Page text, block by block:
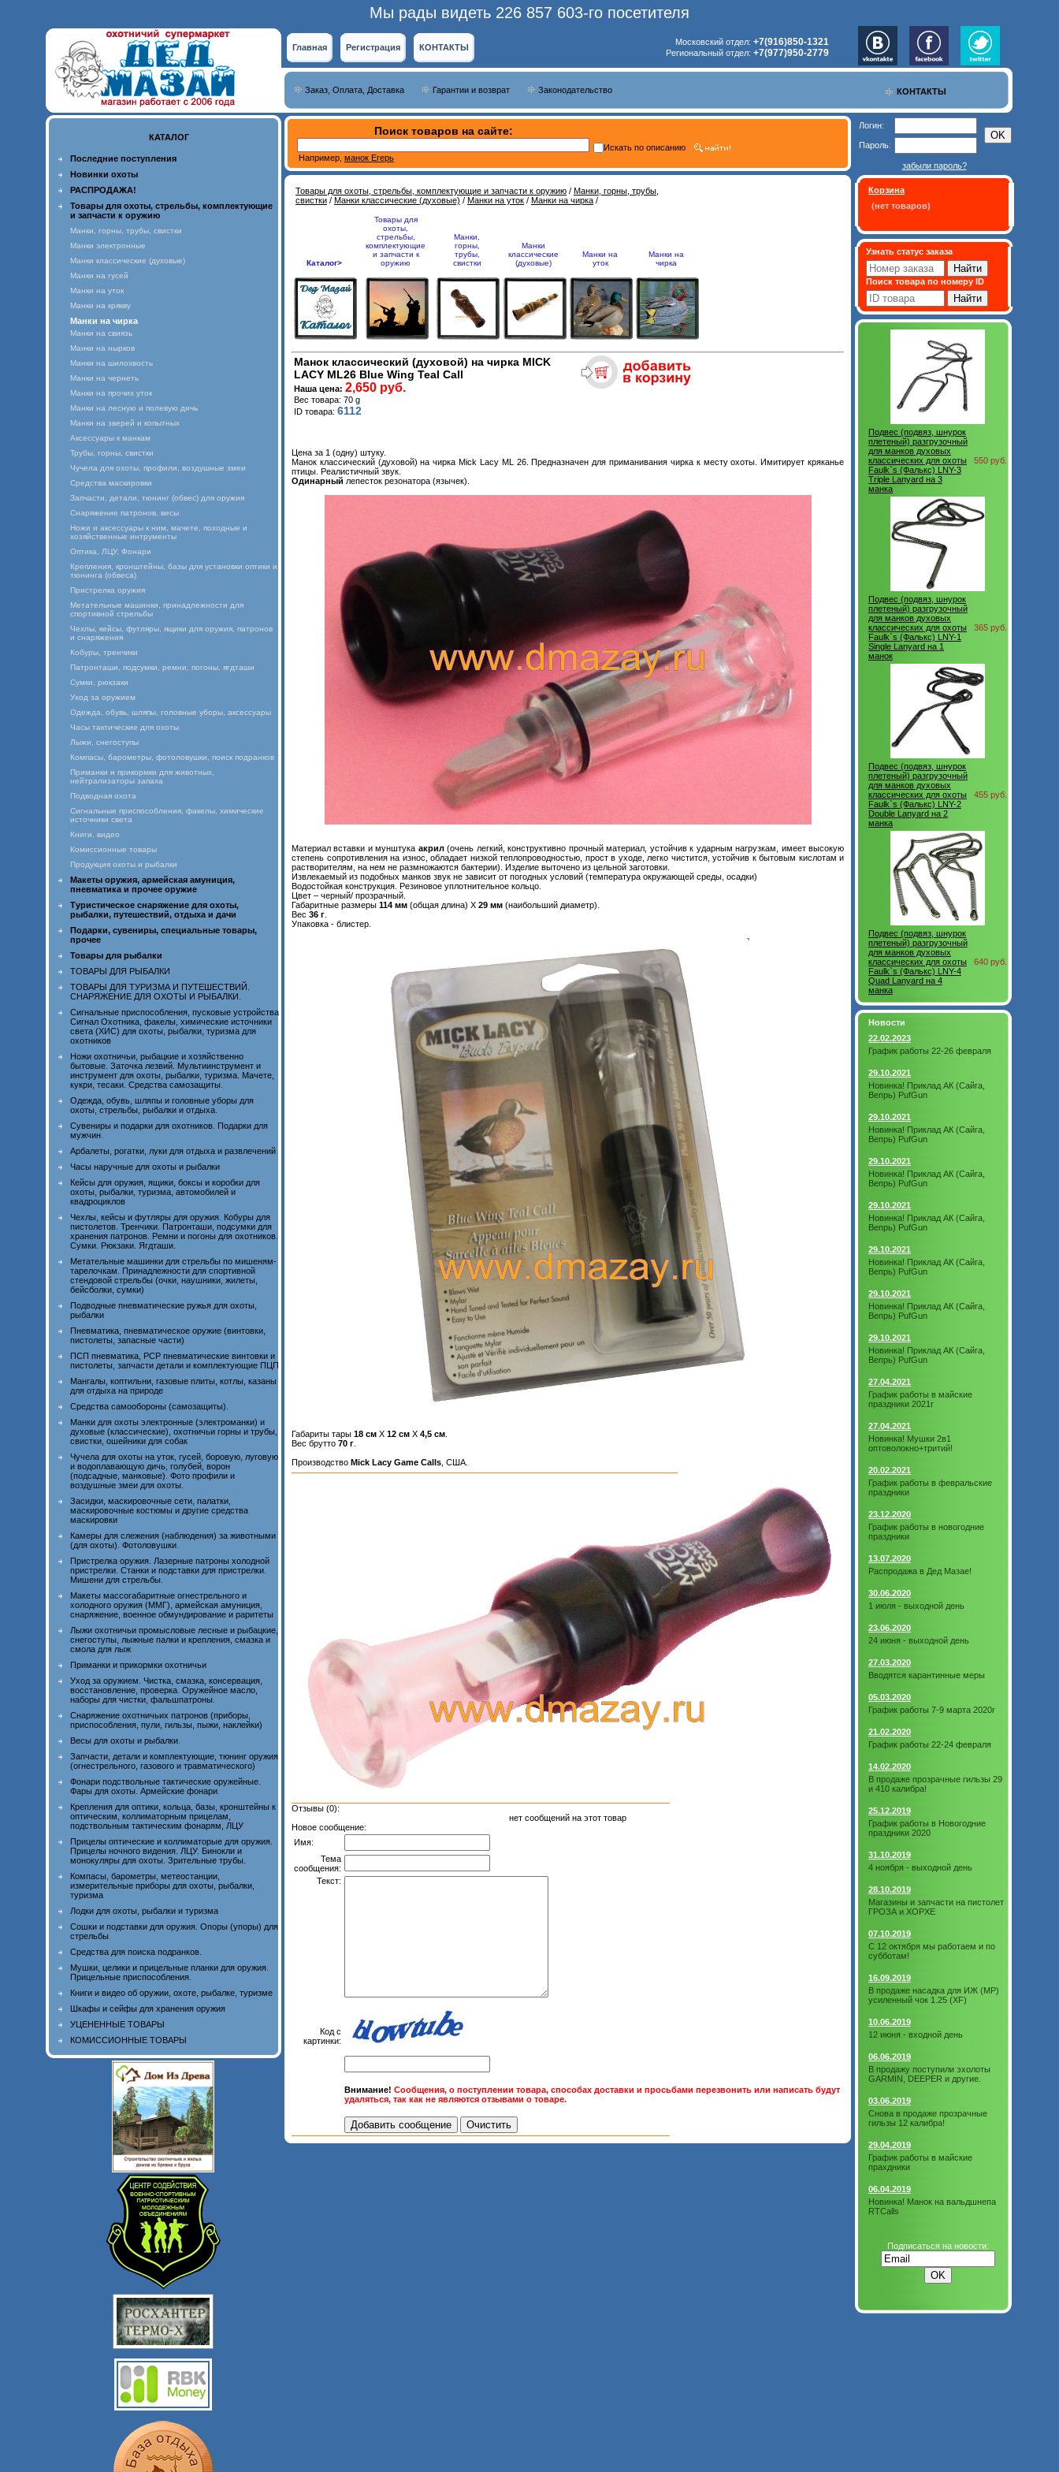
Мы рады видеть 226 857 603-го посетителя
Главная Регистрация КОНТАКТЫ
Московский отдел: +7(916)850-1321
Региональный отдел: +7(977)950-2779
КОНТАКТЫ
Заказ, Оплата, Доставка Гарантии и возврат Законодательство
КАТАЛОГ
Последние поступления
Новинки охоты
РАСПРОДАЖА!
Товары для охоты, стрельбы, комплектующие
и запчасти к оружию
Манки, горны, трубы, свистки
Манки электронные
Манки классические (духовые)
Манки на гусей
Манки на уток
Манки на крякву
Манки на чирка
Манки на свиязь
Манки на нырков
Манки на шилохвость
Манки на чернеть
Манки на прочих уток
Манки на лесную и полевую дичь
Манки на зверей и копытных
Аксессуары к манкам
Трубы, горны, свистки
Чучела для охоты, профили, воздушные змеи
Средства маскировки
Запчасти, детали, тюнинг (обвес) для оружия
Снаряжение патронов, весы
Ножи и аксессуары к ним, мачете, походные и
хозяйственные интрументы
Оптика, ЛЦУ, Фонари
Крепления, кронштейны, базы для установки оптики и
тюнинга (обвеса)
Пристрелка оружия
Метательные машинки, принадлежности для
спортивной стрельбы
Чехлы, кейсы, футляры, ящики для оружия, патронов
и снаряжения
Кобуры, тренчики
Патронташи, подсумки, ремни, погоны, ягдташи
Сумки, рюкзаки
Уход за оружием
Одежда, обувь, шляпы, головные уборы, аксессуары
Часы тактические для охоты
Лыжи, снегоступы
Компасы, барометры, фотоловушки, поиск подранков
Приманки и прикормки для животных,
нейтрализаторы запаха
Подводная охота
Сигнальные приспособления, факелы, химические
источники света
Книги, видео
Комиссионные товары
Продукция охоты и рыбалки
Макеты оружия, армейская амуниция,
пневматика и прочее оружие
Туристическое снаряжение для охоты,
рыбалки, путешествий, отдыха и дачи
Подарки, сувениры, специальные товары,
прочее
Товары для рыбалки
ТОВАРЫ ДЛЯ РЫБАЛКИ
ТОВАРЫ ДЛЯ ТУРИЗМА И ПУТЕШЕСТВИЙ.
СНАРЯЖЕНИЕ ДЛЯ ОХОТЫ И РЫБАЛКИ.
Сигнальные приспособления, пусковые устройства
Сигнал Охотника, факелы, химические источники
света (ХИС) для охоты, рыбалки, туризма для
охотников
Ножи охотничьи, рыбацкие и хозяйственно
бытовые. Заточка лезвий. Мультиинструмент и
инструмент для охоты, рыбалки, туризма. Мачете,
кукри, тесаки. Средства самозащиты.
Одежда, обувь, шляпы и головные уборы для
охоты, стрельбы, рыбалки и отдыха.
Сувениры и подарки для охотников. Подарки для
мужчин.
Арбалеты, рогатки, луки для отдыха и развлечений
Часы наручные для охоты и рыбалки
Кейсы для оружия, ящики, боксы и коробки для
охоты, рыбалки, туризма, автомобилей и
квадроциклов
Чехлы, кейсы и футляры для оружия. Кобуры для
пистолетов. Тренчики. Патронташи, подсумки для
хранения патронов. Ремни и погоны для охотников.
Сумки. Рюкзаки. Ягдташи.
Метательные машинки для стрельбы по мишеням-
тарелочкам. Принадлежности для спортивной
стендовой стрельбы (очки, наушники, жилеты,
бейсболки, сумки)
Подводные пневматические ружья для охоты,
рыбалки
Пневматика, пневматическое оружие (винтовки,
пистолеты, запасные части)
ПСП пневматика, PCP пневматические винтовки и
пистолеты, запчасти детали и комплектующие ПЦП
Мангалы, коптильни, газовые плиты, котлы, казаны
для отдыха на природе
Средства самообороны (самозащиты).
Манки для охоты электронные (электроманки) и
духовые (классические), охотничьи горны и трубы,
свистки, ошейники для собак
Чучела для охоты на уток, гусей, боровую, луговую
и водоплавающую дичь, голубей, ворон
(подсадные, манковые). Фото профили и
воздушные змеи для охоты.
Засидки, маскировочные сети, палатки,
маскировочные костюмы и другие средства
маскировки
Камеры для слежения (наблюдения) за животными
(для охоты). Фотоловушки.
Пристрелка оружия. Лазерные патроны холодной
пристрелки. Станки и подставки для пристрелки.
Мишени для стрельбы.
Макеты массогабаритные огнестрельного и
холодного оружия (ММГ), армейская амуниция,
снаряжение, военное обмундирование и раритеты
Лыжи охотничьи промысловые лесные и рыбацкие,
снегоступы, лыжные палки и крепления, смазка и
смола для лыж
Приманки и прикормки охотничьи
Уход за оружием. Чистка, смазка, консервация,
восстановление, проверка. Оружейное масло,
наборы для чистки, фальшпатроны.
Снаряжение охотничьих патронов (приборы,
приспособления, пули, гильзы, пыжи, наклейки)
Весы для охоты и рыбалки.
Запчасти, детали и комплектующие, тюнинг оружия
(огнестрельного, газового и травматического)
Фонари подствольные тактические оружейные.
Фары для охоты. Армейские фонари.
Крепления для оптики, кольца, базы, кронштейны к
оптическим, коллиматорным прицелам,
подствольным тактическим фонарям, ЛЦУ
Прицелы оптические и коллиматорые для оружия.
Прицелы ночного видения. ЛЦУ. Бинокли и
монокуляры для охоты. Зрительные трубы.
Компасы, барометры, метеостанции,
измерительные приборы для охоты, рыбалки,
туризма
Лодки для охоты, рыбалки и туризма
Сошки и подставки для оружия. Опоры (упоры) для
стрельбы.
Средства для поиска подранков.
Мушки, целики и прицельные планки для оружия.
Прицельные приспособления.
Книги и видео об оружии, охоте, рыбалке, туризме
Шкафы и сейфы для хранения оружия
УЦЕНЕННЫЕ ТОВАРЫ
КОМИССИОННЫЕ ТОВАРЫ
Поиск товаров на сайте:
Например, манок Егерь
Искать по описанию
Товары для охоты, стрельбы, комплектующие и запчасти к оружию / Манки, горны, трубы,
свистки / Манки классические (духовые) / Манки на уток / Манки на чирка /
Каталог>
Товары для
охоты,
стрельбы,
комплектующие
и запчасти к
оружию
Манки,
горны,
трубы,
свистки
Манки
классические
(духовые)
Манки на
уток
Манки на
чирка
Манок классический (духовой) на чирка MICK
LACY ML26 Blue Wing Teal Call
Наша цена: 2,650 руб.
Вес товара: 70 g
ID товара: 6112
Цена за 1 (одну) штуку.
Манок классический (духовой) на чирка Mick Lacy ML 26. Предназначен для приманивания чирка к месту охоты. Имитирует кряканье
птицы. Реалистичный звук.
Одинарный лепесток резонатора (язычек).
Материал вставки и мунштука акрил(очень легкий, конструктивно прочный материал, устойчив к ударным нагрузкам, имеет высокую
степень сопротивления на износ, обладает низкой теплопроводностью, прост в уходе, легко чистится, устойчив к бытовым кислотам и
растворителям, на нем не размножаются бактерии). Изделие выточено из цельной заготовки.
Извлекаемый из подобных манков звук не зависит от погодных условий (температура окружающей среды, осадки)
Водостойкая конструкция. Резиновое уплотнительное кольцо.
Цвет – черный/ прозрачный.
Габаритные размеры 114 мм (общая длина) Х 29 мм (наибольший диаметр).
Вес 36 г
Упаковка - блистер.
Габариты тары 18 см Х 12 см Х 4,5 см
Вес брутто 70 г
Производство Mick Lacy Game Calls , США.
Отзывы (0):
нет сообщений на этот товар
Новое сообщение:
Имя:
Тема
сообщения:
Текст:
Код с
картинки:
Внимание! Сообщения, о поступлении товара, способах доставки и просьбами перезвонить или написать будут
удаляться, так как не являются отзывами о товаре.
Логин:
Пароль:
забыли пароль?
Корзина
(нет товаров)
Узнать статус заказа
Поиск товара по номеру ID
Подвес (подвяз, шнурок
плетеный) разгрузочный
для манков духовых
классических для охоты
Faulk`s (Фалькс) LNY-3
Triple Lanyard на 3
манка
550 руб.
Подвес (подвяз, шнурок
плетеный) разгрузочный
для манков духовых
классических для охоты
Faulk`s (Фалькс) LNY-1
Single Lanyard на 1
манок
365 руб.
Подвес (подвяз, шнурок
плетеный) разгрузочный
для манков духовых
классических для охоты
Faulk`s (Фалькс) LNY-2
Double Lanyard на 2
манка
455 руб.
Подвес (подвяз, шнурок
плетеный) разгрузочный
для манков духовых
классических для охоты
Faulk`s (Фалькс) LNY-4
Quad Lanyard на 4
манка
640 руб.
Новости
22.02.2023
График работы 22-26 февраля
29.10.2021
Новинка! Приклад АК (Сайга,
Вепрь) PufGun
29.10.2021
Новинка! Приклад АК (Сайга,
Вепрь) PufGun
29.10.2021
Новинка! Приклад АК (Сайга,
Вепрь) PufGun
29.10.2021
Новинка! Приклад АК (Сайга,
Вепрь) PufGun
29.10.2021
Новинка! Приклад АК (Сайга,
Вепрь) PufGun
29.10.2021
Новинка! Приклад АК (Сайга,
Вепрь) PufGun
29.10.2021
Новинка! Приклад АК (Сайга,
Вепрь) PufGun
27.04.2021
График работы в майские
праздники 2021г
27.04.2021
Новинка! Мушки 2в1
оптоволокно+тритий!
20.02.2021
График работы в февральские
праздники
23.12.2020
График работы в новогодние
праздники
13.07.2020
Распродажа в Дед Мазае!
30.06.2020
1 июля - выходной день
23.06.2020
24 июня - выходной день
27.03.2020
Вводятся карантинные меры
05.03.2020
График работы 7-9 марта 2020г
21.02.2020
График работы 22-24 февраля
14.02.2020
В продаже прозрачные гильзы 29
и 410 калибра!
25.12.2019
График работы в Новогодние
праздники 2020
31.10.2019
4 ноября - выходной день
28.10.2019
Магазины и запчасти на пистолет
ГРОЗА и ХОРХЕ
07.10.2019
С 12 октября мы работаем и по
субботам!
16.09.2019
В продаже насадка для ИЖ (МР)
усиленный чок 1.25 (XF)
10.06.2019
12 июня - входной день
06.06.2019
В продажу поступили эхолоты
GARMIN, DEEPER и другие.
03.06.2019
Снова в продаже прозрачные
гильзы 12 калибра!
29.04.2019
График работы в майские
прахдники
06.04.2019
Новинка! Манок на вальдшнепа
RTCalls
Подписаться на новости: